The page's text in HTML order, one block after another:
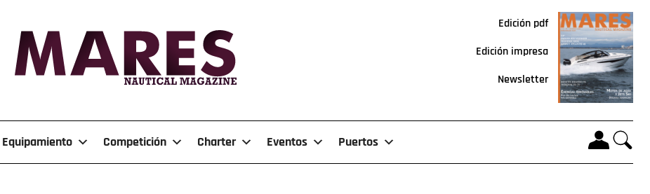
Edición pdf
Edición impresa
Newsletter
Equipamiento Competición Charter Eventos Puertos